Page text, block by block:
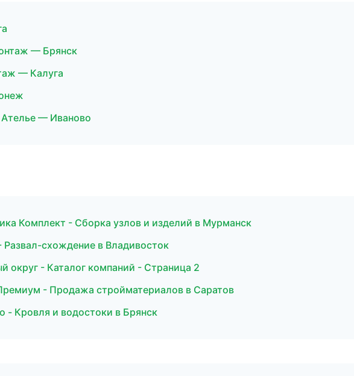
— Брянск
— Калуга
— Иваново
Комплект - Сборка узлов и изделий в Мурманск
схождение в Владивосток
округ - Каталог компаний - Страница 2
- Продажа стройматериалов в Саратов
- Кровля и водостоки в Брянск